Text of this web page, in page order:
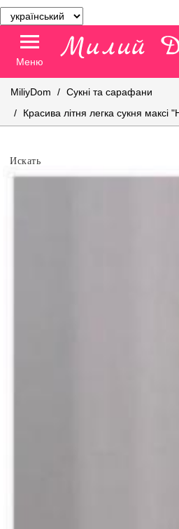
Меню
MiliyDom
Сукні та сарафани
Красива літня легка сукня максі